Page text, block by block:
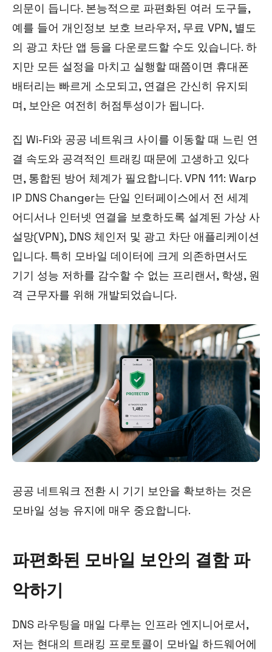
의문이 듭니다. 본능적으로 파편화된 여러 도구들,
예를 들어 개인정보 보호 브라우저, 무료 VPN, 별도
의 광고 차단 앱 등을 다운로드할 수도 있습니다. 하
지만 모든 설정을 마치고 실행할 때쯤이면 휴대폰
배터리는 빠르게 소모되고, 연결은 간신히 유지되
며, 보안은 여전히 허점투성이가 됩니다.
집 Wi-Fi와 공공 네트워크 사이를 이동할 때 느린 연
결 속도와 공격적인 트래킹 때문에 고생하고 있다
면, 통합된 방어 체계가 필요합니다. VPN 111: Warp
IP DNS Changer는 단일 인터페이스에서 전 세계
어디서나 인터넷 연결을 보호하도록 설계된 가상 사
설망(VPN), DNS 체인저 및 광고 차단 애플리케이션
입니다. 특히 모바일 데이터에 크게 의존하면서도
기기 성능 저하를 감수할 수 없는 프리랜서, 학생, 원
격 근무자를 위해 개발되었습니다.
공공 네트워크 전환 시 기기 보안을 확보하는 것은
모바일 성능 유지에 매우 중요합니다.
파편화된 모바일 보안의 결함 파
악하기
DNS 라우팅을 매일 다루는 인프라 엔지니어로서,
저는 현대의 트래킹 프로토콜이 모바일 하드웨어에